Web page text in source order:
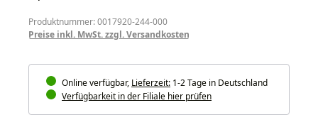
Produktnummer: 0017920-244-000
Preise inkl. MwSt. zzgl. Versandkosten
Online verfügbar, Lieferzeit: 1-2 Tage in Deutschland
Verfügbarkeit in der Filiale hier prüfen